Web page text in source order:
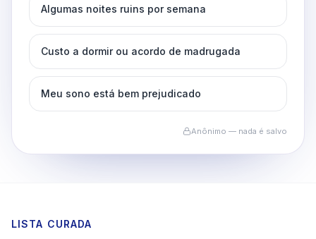
Algumas noites ruins por semana
Custo a dormir ou acordo de madrugada
Meu sono está bem prejudicado
Anônimo — nada é salvo
LISTA CURADA